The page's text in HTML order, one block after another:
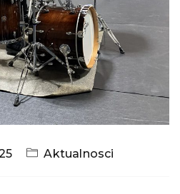
Aktualnosci